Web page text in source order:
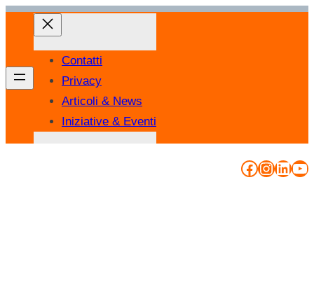
Vai
contenuto
Contatti
Privacy
Articoli & News
Iniziative & Eventi
Facebook